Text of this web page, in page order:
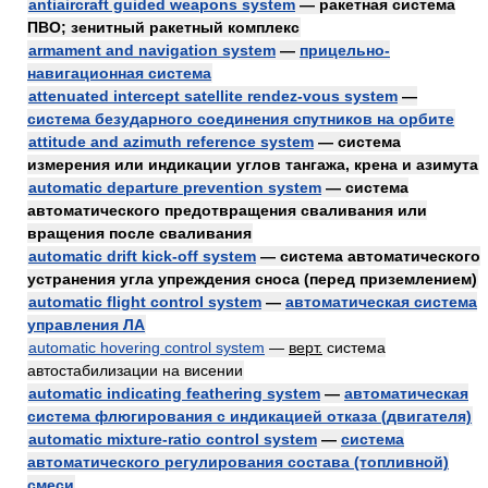
antiaircraft guided weapons system — ракетная система
ПВО; зенитный ракетный комплекс
armament and navigation system — прицельно-
навигационная система
attenuated intercept satellite rendez-vous system —
система безударного соединения спутников на орбите
attitude and azimuth reference system — система
измерения или индикации углов тангажа, крена и азимута
automatic departure prevention system — система
автоматического предотвращения сваливания или
вращения после сваливания
automatic drift kick-off system — система автоматического
устранения угла упреждения сноса (перед приземлением)
automatic flight control system — автоматическая система
управления ЛА
automatic hovering control system — верт. система
автостабилизации на висении
automatic indicating feathering system — автоматическая
система флюгирования с индикацией отказа (двигателя)
automatic mixture-ratio control system — система
автоматического регулирования состава (топливной)